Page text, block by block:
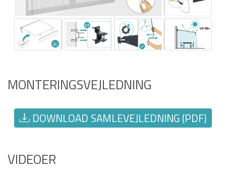
MONTERINGSVEJLEDNING
DOWNLOAD SAMLEVEJLEDNING (PDF)
VIDEOER